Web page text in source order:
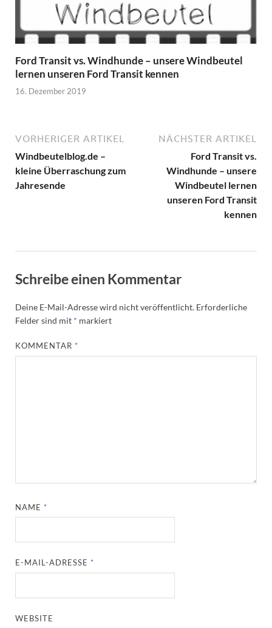
Ford Transit vs. Windhunde – unsere Windbeutel
lernen unseren Ford Transit kennen
16. Dezember 2019
VORHERIGER ARTIKEL
Windbeutelblog.de –
kleine Überraschung zum
Jahresende
NÄCHSTER ARTIKEL
Ford Transit vs.
Windhunde – unsere
Windbeutel lernen
unseren Ford Transit
kennen
Schreibe einen Kommentar
Deine E-Mail-Adresse wird nicht veröffentlicht. Erforderliche
Felder sind mit * markiert
KOMMENTAR *
NAME *
E-MAIL-ADRESSE *
WEBSITE